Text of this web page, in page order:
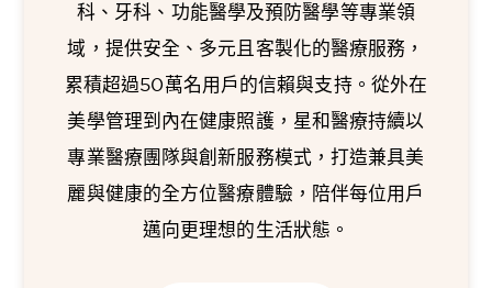
科、牙科、功能醫學及預防醫學等專業領
域，提供安全、多元且客製化的醫療服務，
累積超過50萬名用戶的信賴與支持。從外在
美學管理到內在健康照護，星和醫療持續以
專業醫療團隊與創新服務模式，打造兼具美
麗與健康的全方位醫療體驗，陪伴每位用戶
邁向更理想的生活狀態。